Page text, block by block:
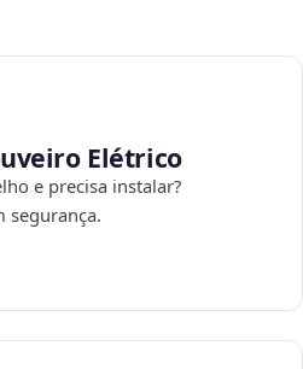
Elétrico
e precisa instalar?
segurança.